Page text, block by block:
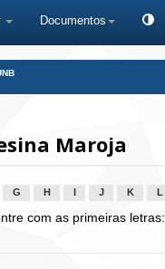
Documentos
Maroja
G H J K L
com as primeiras letras: